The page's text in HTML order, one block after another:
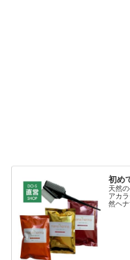
初め
天然
アカ
然ヘ